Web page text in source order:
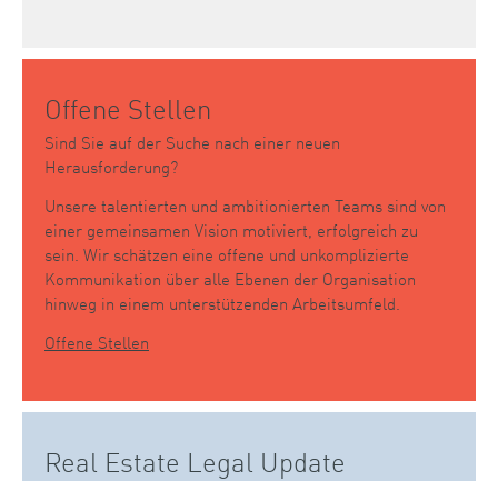
Offene Stellen
Sind Sie auf der Suche nach einer neuen
Herausforderung?
Unsere talentierten und ambitionierten Teams sind von
einer gemeinsamen Vision motiviert, erfolgreich zu
sein. Wir schätzen eine offene und unkomplizierte
Kommunikation über alle Ebenen der Organisation
hinweg in einem unterstützenden Arbeitsumfeld.
Offene Stellen
Real Estate Legal Update